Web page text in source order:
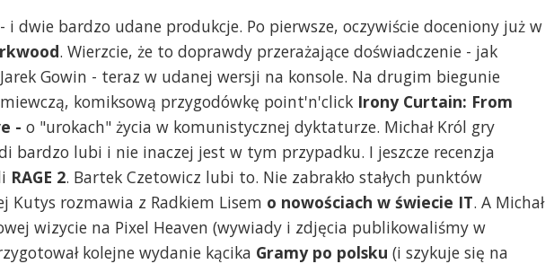
i dwie bardzo udane produkcje. Po pierwsze, oczywiście doceniony już w
. Wierzcie, że to doprawdy przerażające doświadczenie - jak
Gowin - teraz w udanej wersji na konsole. Na drugim biegunie
komiksową przygodówkę point'n'click Irony Curtain: From
- o "urokach" życia w komunistycznej dyktaturze. Michał Król gry
bardzo lubi i nie inaczej jest w tym przypadku. I jeszcze recenzja
RAGE 2. Bartek Czetowicz lubi to. Nie zabrakło stałych punktów
Kutys rozmawia z Radkiem Lisem o nowościach w świecie IT. A Michał
wizycie na Pixel Heaven (wywiady i zdjęcia publikowaliśmy w
kolejne wydanie kącika Gramy po polsku (i szykuje się na